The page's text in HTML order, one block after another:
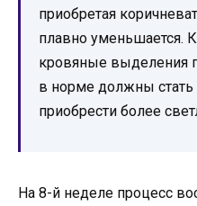
приобретая
плавно уменьшается.
кровяные выделения
в норме должны
приобрести более
На 8-й неделе процесс